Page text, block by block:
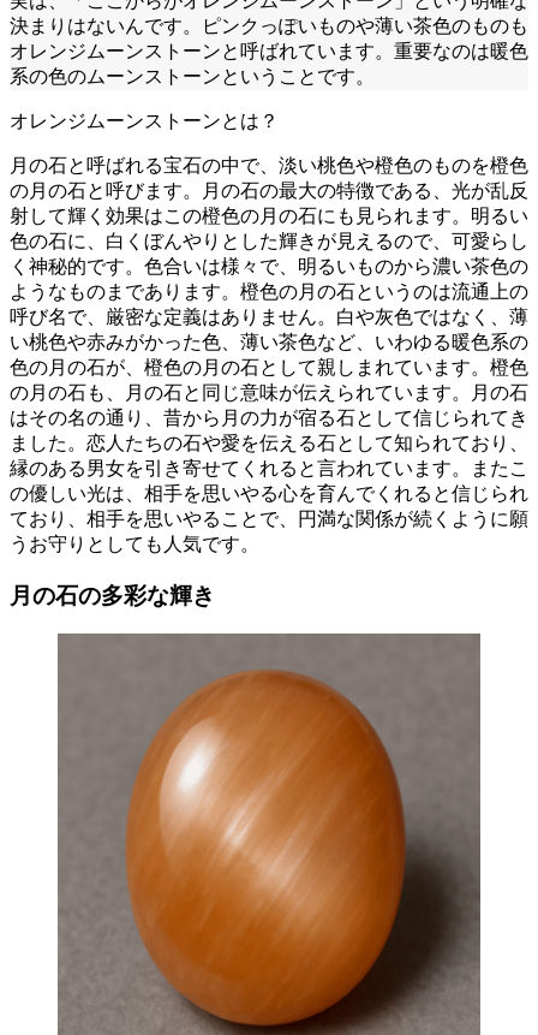
決まりはないんです。ピンクっぽいものや薄い茶色のものも
オレンジムーンストーンと呼ばれています。重要なのは暖色
系の色のムーンストーンということです。
オレンジムーンストーンとは？
月の石と呼ばれる宝石の中で、淡い桃色や橙色のものを橙色
の月の石と呼びます。月の石の最大の特徴である、光が乱反
射して輝く効果はこの橙色の月の石にも見られます。明るい
色の石に、白くぼんやりとした輝きが見えるので、可愛らし
く神秘的です。色合いは様々で、明るいものから濃い茶色の
ようなものまであります。橙色の月の石というのは流通上の
呼び名で、厳密な定義はありません。白や灰色ではなく、薄
い桃色や赤みがかった色、薄い茶色など、いわゆる暖色系の
色の月の石が、橙色の月の石として親しまれています。橙色
の月の石も、月の石と同じ意味が伝えられています。月の石
はその名の通り、昔から月の力が宿る石として信じられてき
ました。恋人たちの石や愛を伝える石として知られており、
縁のある男女を引き寄せてくれると言われています。またこ
の優しい光は、相手を思いやる心を育んでくれると信じられ
ており、相手を思いやることで、円満な関係が続くように願
うお守りとしても人気です。
月の石の多彩な輝き